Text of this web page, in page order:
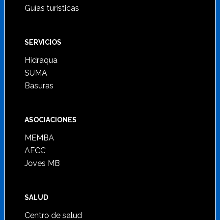
Guías turísticas
SERVICIOS
Hidraqua
SUMA
Basuras
ASOCIACIONES
MEMBA
AECC
Joves MB
SALUD
Centro de salud